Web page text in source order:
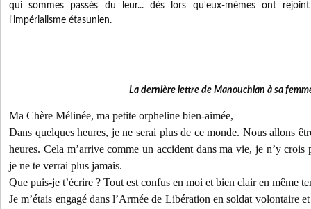
qui sommes passés du leur... dès lors qu'eux-mêmes ont
l'impérialisme étasunien.
La dernière lettre de Manouchian à sa
Ma Chère Mélinée, ma petite orpheline bien-aimée,
Dans quelques heures, je ne serai plus de ce monde. Nous allons
heures. Cela m’arrive comme un accident dans ma vie, je n’y crois
je ne te verrai plus jamais.
Que puis-je t’écrire ? Tout est confus en moi et bien clair en même
Je m’étais engagé dans l’Armée de Libération en soldat volontaire